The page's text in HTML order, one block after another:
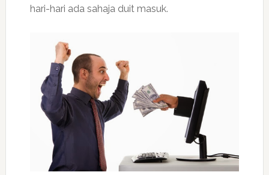
hari-hari ada sahaja duit masuk.